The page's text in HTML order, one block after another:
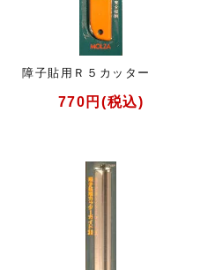
障子貼用Ｒ５カッター
770円(税込)